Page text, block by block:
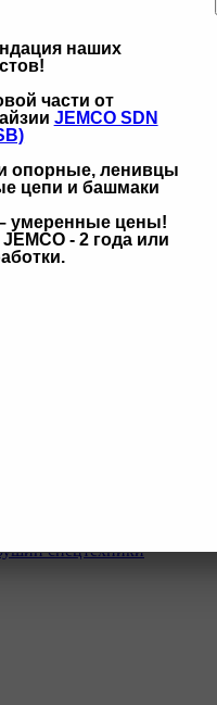
наших
части от
JEMCO SDN
опорные, ленивцы
цепи и башмаки
умеренные цены!
- 2 года или
спецтехники